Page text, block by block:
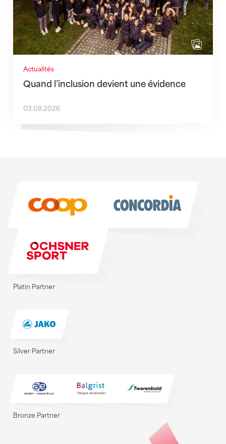
Actualités
Quand l’inclusion devient une évidence
03.08.2026
Platin Partner
Silver Partner
Bronze Partner